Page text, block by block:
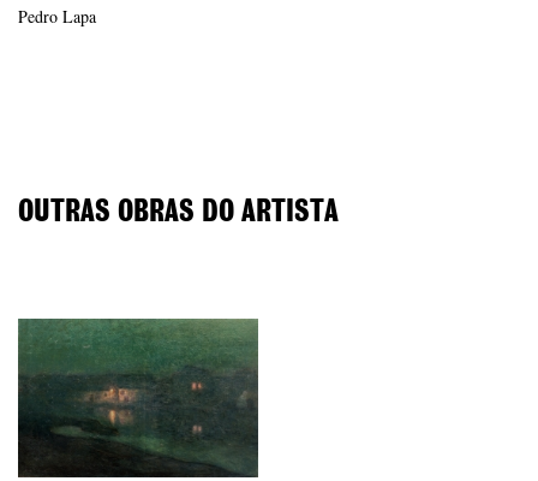
Pedro Lapa
OUTRAS OBRAS DO ARTISTA